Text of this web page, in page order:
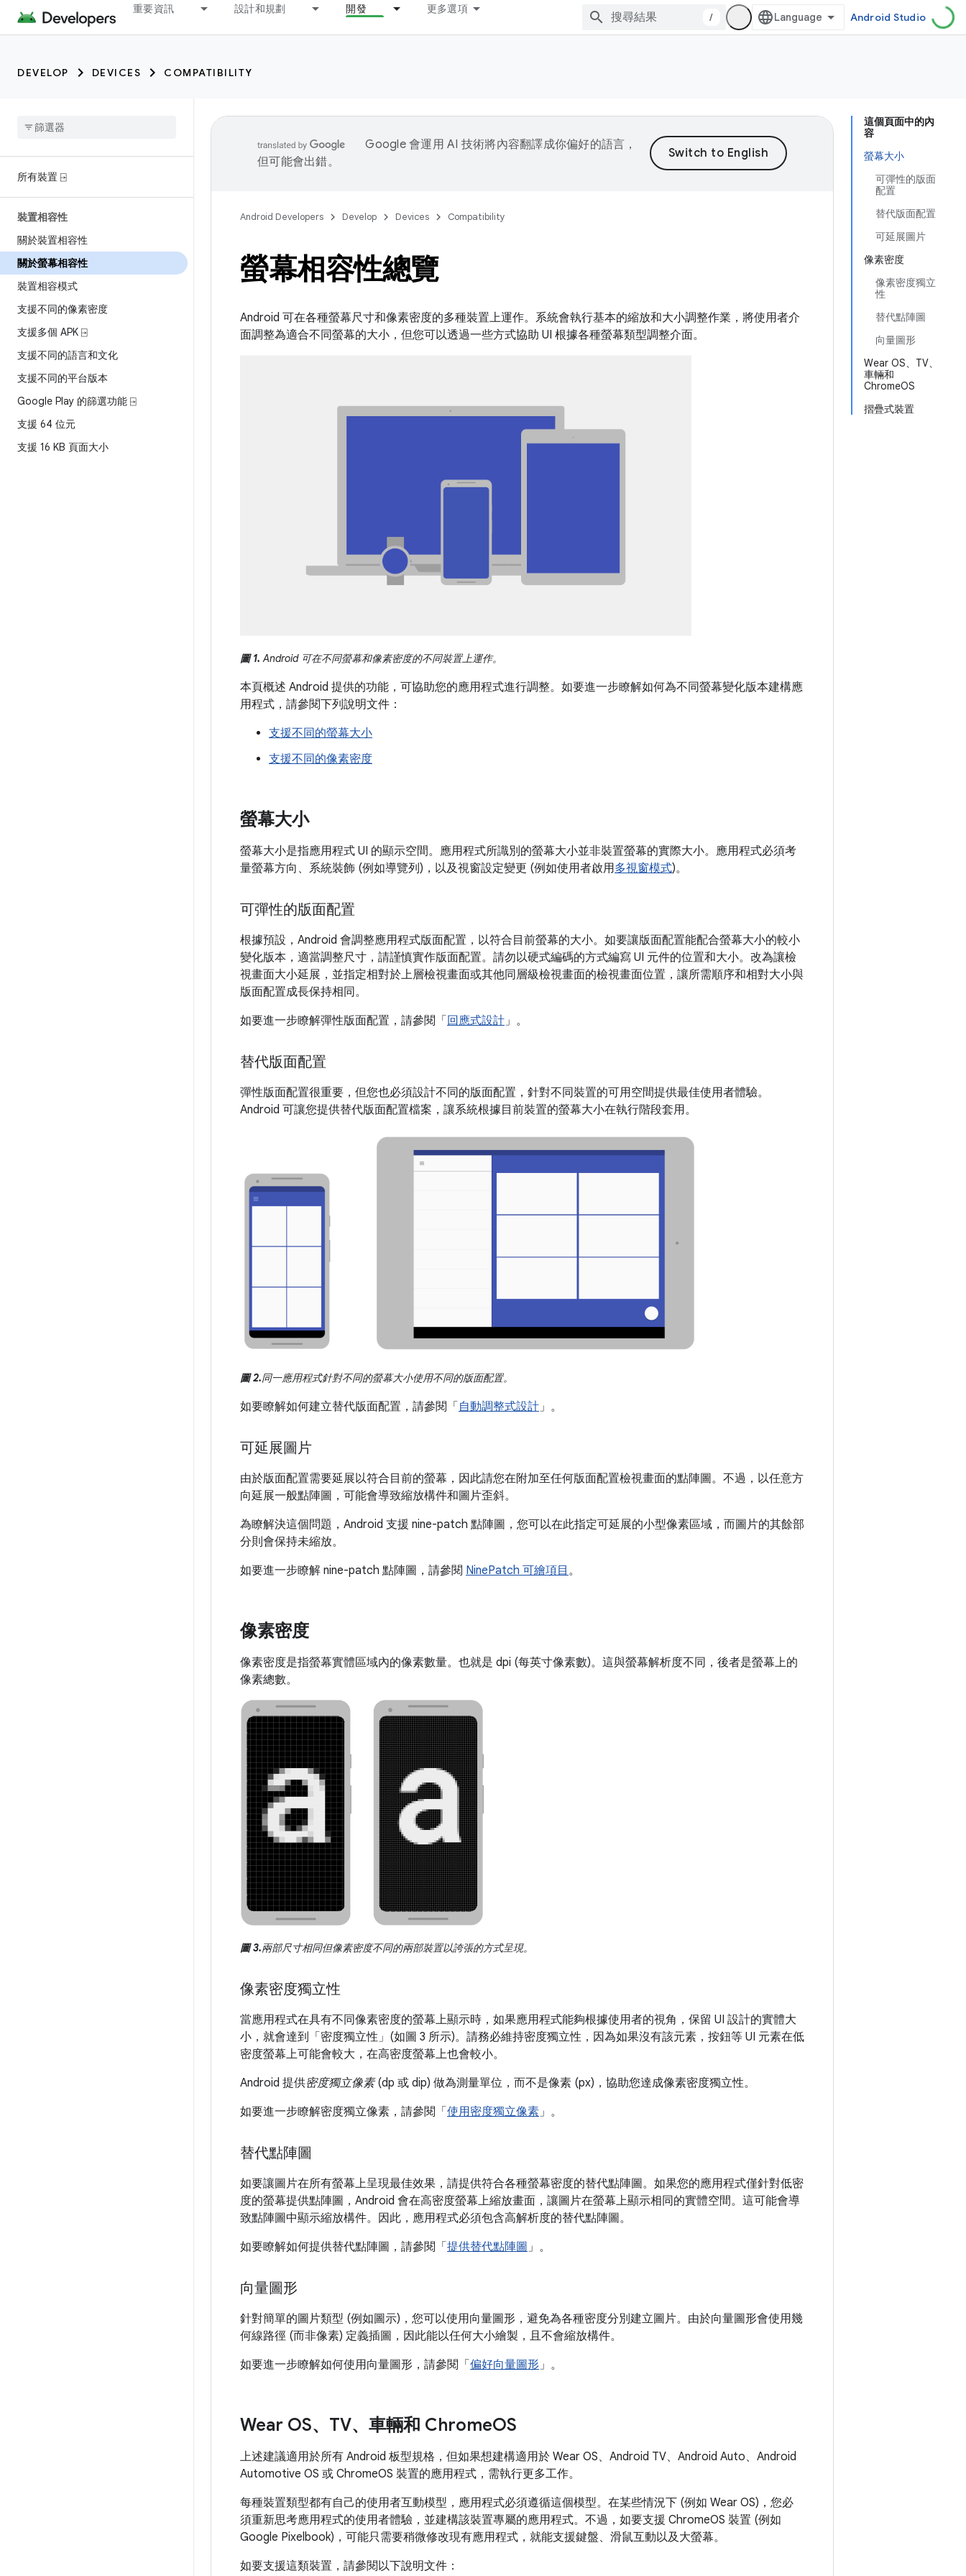
重要資訊 設計和規劃 開發 更多選項
/ Android Studio
DEVELOP DEVICES COMPATIBILITY
所有裝置 ⍈
裝置相容性
關於裝置相容性
關於螢幕相容性
裝置相容模式
支援不同的像素密度
支援多個 APK ⍈
支援不同的語言和文化
支援不同的平台版本
Google Play 的篩選功能 ⍈
支援 64 位元
支援 16 KB 頁面大小
這個頁面中的內
容
螢幕大小
可彈性的版面
配置
替代版面配置
可延展圖片
像素密度
像素密度獨立
性
替代點陣圖
向量圖形
Wear OS、TV、
車輛和
ChromeOS
摺疊式裝置
Google 會運用 AI 技術將內容翻譯成你偏好的語言，
但可能會出錯。
Android Developers Develop Devices Compatibility
螢幕相容性總覽
Android 可在各種螢幕尺寸和像素密度的多種裝置上運作。系統會執行基本的縮放和大小調整作業，將使用者介
面調整為適合不同螢幕的大小，但您可以透過一些方式協助 UI 根據各種螢幕類型調整介面。
圖 1. Android 可在不同螢幕和像素密度的不同裝置上運作。
本頁概述 Android 提供的功能，可協助您的應用程式進行調整。如要進一步瞭解如何為不同螢幕變化版本建構應
用程式，請參閱下列說明文件：
支援不同的螢幕大小
支援不同的像素密度
螢幕大小
螢幕大小是指應用程式 UI 的顯示空間。應用程式所識別的螢幕大小並非裝置螢幕的實際大小。應用程式必須考
量螢幕方向、系統裝飾 (例如導覽列)，以及視窗設定變更 (例如使用者啟用多視窗模式)。
可彈性的版面配置
根據預設，Android 會調整應用程式版面配置，以符合目前螢幕的大小。如要讓版面配置能配合螢幕大小的較小
變化版本，適當調整尺寸，請謹慎實作版面配置。請勿以硬式編碼的方式編寫 UI 元件的位置和大小。改為讓檢
視畫面大小延展，並指定相對於上層檢視畫面或其他同層級檢視畫面的檢視畫面位置，讓所需順序和相對大小與
版面配置成長保持相同。
如要進一步瞭解彈性版面配置，請參閱「 回應式設計」。
替代版面配置
彈性版面配置很重要，但您也必須設計不同的版面配置，針對不同裝置的可用空間提供最佳使用者體驗。
Android 可讓您提供替代版面配置檔案，讓系統根據目前裝置的螢幕大小在執行階段套用。
圖 2.同一應用程式針對不同的螢幕大小使用不同的版面配置。
如要瞭解如何建立替代版面配置，請參閱「 自動調整式設計」。
可延展圖片
由於版面配置需要延展以符合目前的螢幕，因此請您在附加至任何版面配置檢視畫面的點陣圖。不過，以任意方
向延展一般點陣圖，可能會導致縮放構件和圖片歪斜。
為瞭解決這個問題，Android 支援 nine-patch 點陣圖，您可以在此指定可延展的小型像素區域，而圖片的其餘部
分則會保持未縮放。
如要進一步瞭解 nine-patch 點陣圖，請參閱 NinePatch 可繪項目 。
像素密度
像素密度是指螢幕實體區域內的像素數量。也就是 dpi (每英寸像素數)。這與螢幕解析度不同，後者是螢幕上的
像素總數。
圖 3.兩部尺寸相同但像素密度不同的兩部裝置以誇張的方式呈現。
像素密度獨立性
當應用程式在具有不同像素密度的螢幕上顯示時，如果應用程式能夠根據使用者的視角，保留 UI 設計的實體大
小，就會達到「密度獨立性」(如圖 3 所示)。請務必維持密度獨立性，因為如果沒有該元素，按鈕等 UI 元素在低
密度螢幕上可能會較大，在高密度螢幕上也會較小。
Android 提供密度獨立像素(dp 或 dip) 做為測量單位，而不是像素 (px)，協助您達成像素密度獨立性。
如要進一步瞭解密度獨立像素，請參閱「 使用密度獨立像素」。
替代點陣圖
如要讓圖片在所有螢幕上呈現最佳效果，請提供符合各種螢幕密度的替代點陣圖。如果您的應用程式僅針對低密
度的螢幕提供點陣圖，Android 會在高密度螢幕上縮放畫面，讓圖片在螢幕上顯示相同的實體空間。這可能會導
致點陣圖中顯示縮放構件。因此，應用程式必須包含高解析度的替代點陣圖。
如要瞭解如何提供替代點陣圖，請參閱「 提供替代點陣圖 」。
向量圖形
針對簡單的圖片類型 (例如圖示)，您可以使用向量圖形，避免為各種密度分別建立圖片。由於向量圖形會使用幾
何線路徑 (而非像素) 定義插圖，因此能以任何大小繪製，且不會縮放構件。
如要進一步瞭解如何使用向量圖形，請參閱「 偏好向量圖形」。
Wear OS、TV、車輛和 ChromeOS
上述建議適用於所有 Android 板型規格，但如果想建構適用於 Wear OS、Android TV、Android Auto、Android
Automotive OS 或 ChromeOS 裝置的應用程式，需執行更多工作。
每種裝置類型都有自己的使用者互動模型，應用程式必須遵循這個模型。在某些情況下 (例如 Wear OS)，您必
須重新思考應用程式的使用者體驗，並建構該裝置專屬的應用程式。不過，如要支援 ChromeOS 裝置 (例如
Google Pixelbook)，可能只需要稍微修改現有應用程式，就能支援鍵盤、滑鼠互動以及大螢幕。
如要支援這類裝置，請參閱以下說明文件：